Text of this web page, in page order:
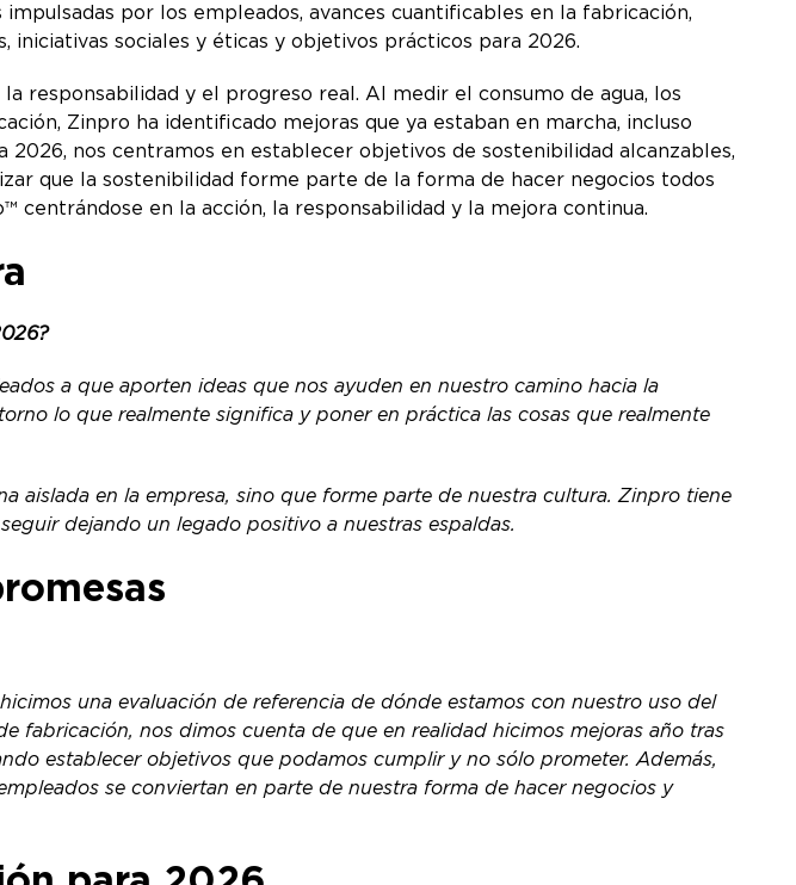
por los empleados, avances cuantificables en la fabricación,
sociales y éticas y objetivos prácticos para 2026.
responsabilidad y el progreso real. Al medir el consumo de agua, los
Zinpro ha identificado mejoras que ya estaban en marcha, incluso
nos centramos en establecer objetivos de sostenibilidad alcanzables,
que la sostenibilidad forme parte de la forma de hacer negocios todos
centrándose en la acción, la responsabilidad y la mejora continua.
a que aporten ideas que nos ayuden en nuestro camino hacia la
lo que realmente significa y poner en práctica las cosas que realmente
aislada en la empresa, sino que forme parte de nuestra cultura. Zinpro tiene
dejando un legado positivo a nuestras espaldas.
una evaluación de referencia de dónde estamos con nuestro uso del
fabricación, nos dimos cuenta de que en realidad hicimos mejoras año tras
establecer objetivos que podamos cumplir y no sólo prometer. Además,
se conviertan en parte de nuestra forma de hacer negocios y